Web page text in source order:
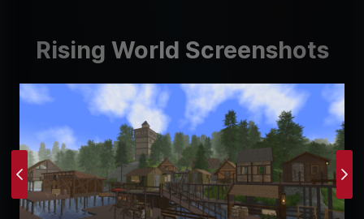
Rising World Screenshots
Previous